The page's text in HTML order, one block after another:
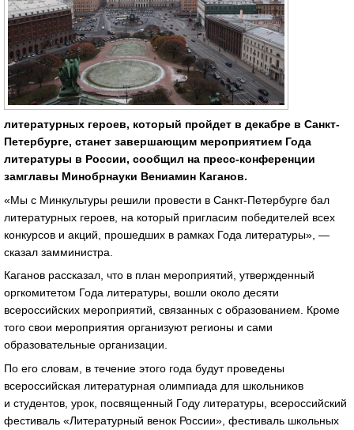
литературных героев, который пройдет в декабре в Санкт-
Петербурге, станет завершающим мероприятием Года
литературы в России, сообщил на пресс-конференции
замглавы Минобрнауки Вениамин Каганов.
«Мы с Минкультуры решили провести в Санкт-Петербурге бал
литературных героев, на который пригласим победителей всех
конкурсов и акций, прошедших в рамках Года литературы», —
сказал замминистра.
Каганов рассказал, что в план мероприятий, утвержденный
оргкомитетом Года литературы, вошли около десяти
всероссийских мероприятий, связанных с образованием. Кроме
того свои мероприятия организуют регионы и сами
образовательные организации.
По его словам, в течение этого года будут проведены
всероссийская литературная олимпиада для школьников
и студентов, урок, посвященный Году литературы, всероссийский
фестиваль «Литературный венок России», фестиваль школьных